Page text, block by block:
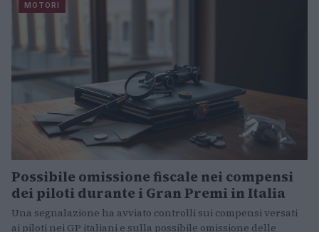
MOTORI
Possibile omissione fiscale nei compensi
dei piloti durante i Gran Premi in Italia
Una segnalazione ha avviato controlli sui compensi versati
ai piloti nei GP italiani e sulla possibile omissione delle